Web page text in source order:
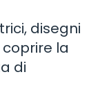
disegni
la
di